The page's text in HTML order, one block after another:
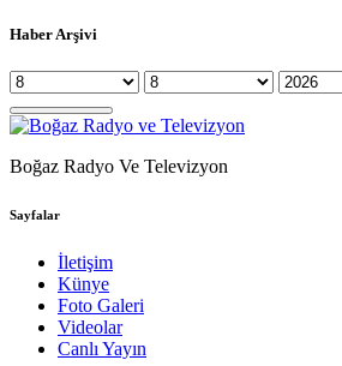
Haber Arşivi
Boğaz Radyo Ve Televizyon
Sayfalar
İletişim
Künye
Foto Galeri
Videolar
Canlı Yayın